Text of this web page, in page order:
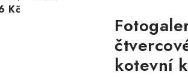
Kč
kotevní